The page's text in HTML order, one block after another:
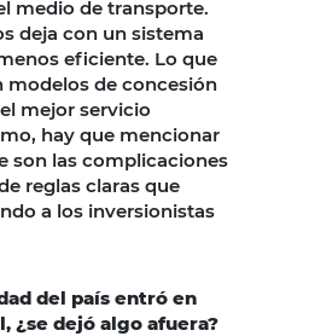
medio de transporte.
deja con un sistema
eficiente. Lo que
modelos de concesión
mejor servicio
hay que mencionar
son las complicaciones
reglas claras que
a los inversionistas
del país entró en
¿se dejó algo afuera?